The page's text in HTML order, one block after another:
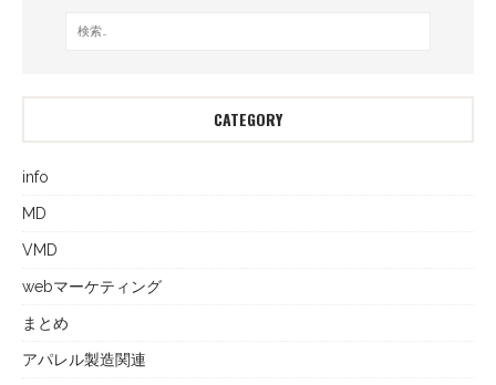
CATEGORY
info
MD
VMD
webマーケティング
まとめ
アパレル製造関連